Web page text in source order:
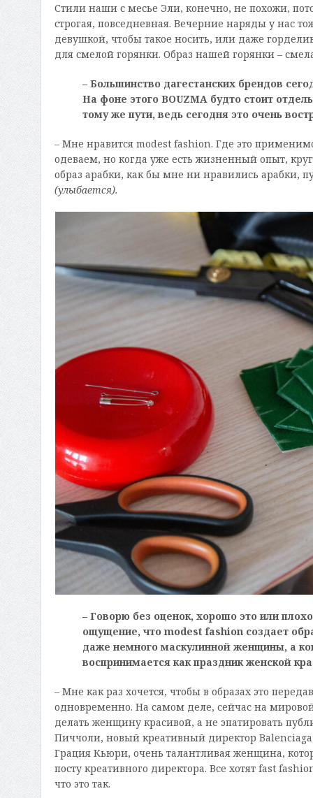
Стили наши с месье Эли, конечно, не похожи,
строгая, повседневная. Вечерние наряды у нас
девушкой, чтобы такое носить, или даже
для смелой горянки. Образ нашей горянки –
– Большинство дагестанских брендов
На фоне этогоBOUZMA будто стоит
тому же пути, ведь сегодня это очень
– Мне нравится modest fashion. Где это
одеваем, но когда уже есть жизненный опыт,
образ арабки, как бы мне ни нравились арабки,
(улыбается).
– Говорю без оценок, хорошо это или
ощущение, чтоmodest fashion создает
даже немного маскулинной женщины, а
воспринимается как праздник женской
– Мне как раз хочется, чтобы в образах это
одновременно. На самом деле, сейчас на
делать женщину красивой, а не эпатировать
Пиччоли, новый креативный директор
Грация Кьюри, очень талантливая женщина,
посту креативного директора. Все хотят fast
что это так.